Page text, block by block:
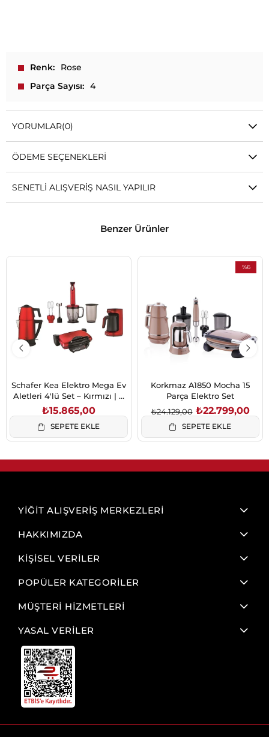
Renk
Rose
Parça Sayısı
4
YORUMLAR(0)
ÖDEME SEÇENEKLERI
SENETLI ALIŞVERIŞ NASIL YAPILIR
Benzer Ürünler
Schafer Kea Elektro Mega Ev
Aletleri 4'lü Set – Kırmızı | 4
Fonksiyon Bir Arada
₺15.865,00
SEPETE EKLE
%6
Korkmaz A1850 Mocha 15
Parça Elektro Set
₺22.799,00
₺24.129,00
SEPETE EKLE
YİĞİT ALIŞVERİŞ MERKEZLERİ
HAKKIMIZDA
KİŞİSEL VERİLER
POPÜLER KATEGORİLER
MÜŞTERİ HİZMETLERİ
YASAL VERİLER